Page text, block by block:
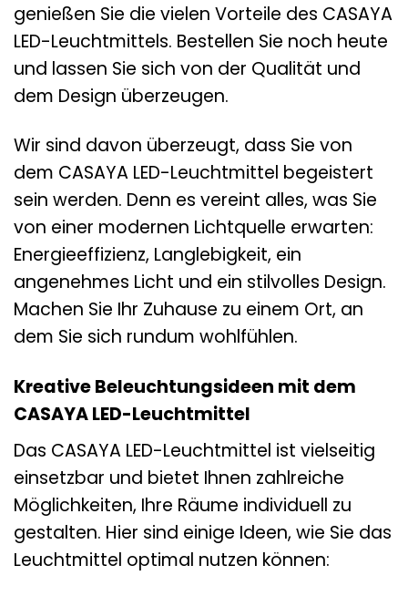
genießen Sie die vielen Vorteile des CASAYA
LED-Leuchtmittels. Bestellen Sie noch heute
und lassen Sie sich von der Qualität und
dem Design überzeugen.
Wir sind davon überzeugt, dass Sie von
dem CASAYA LED-Leuchtmittel begeistert
sein werden. Denn es vereint alles, was Sie
von einer modernen Lichtquelle erwarten:
Energieeffizienz, Langlebigkeit, ein
angenehmes Licht und ein stilvolles Design.
Machen Sie Ihr Zuhause zu einem Ort, an
dem Sie sich rundum wohlfühlen.
Kreative Beleuchtungsideen mit dem
CASAYA LED-Leuchtmittel
Das CASAYA LED-Leuchtmittel ist vielseitig
einsetzbar und bietet Ihnen zahlreiche
Möglichkeiten, Ihre Räume individuell zu
gestalten. Hier sind einige Ideen, wie Sie das
Leuchtmittel optimal nutzen können: